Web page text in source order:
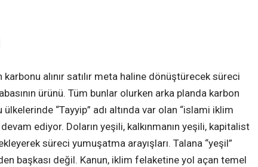
alınır satılır meta haline dönüştürecek süreci
ürünü. Tüm bunlar olurken arka planda karbon
“Tayyip” adı altında var olan “islami iklim
ediyor. Doların yeşili, kalkınmanın yeşili, kapitalist
süreci yumuşatma arayışları. Talana “yeşil”
başkası değil. Kanun, iklim felaketine yol açan temel